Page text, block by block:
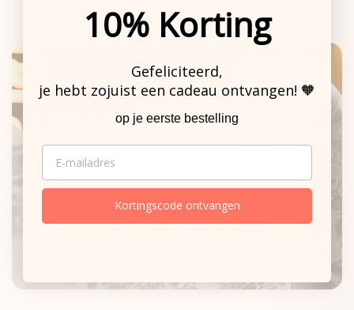
De sterke basis.
Onze matten
Gepolsterde mat
Een zachte schuimkern dempt elke stap merkbaar,
terwijl de High-Grip-technologie ervoor zorgt dat de
gepolsterde mat goed op zijn plek blijft – ideaal voor
brengt ze gezellig comfort in huis.
Kleed
Mat
10% Korting
Gefeliciteerd,
je hebt zojuist een cadeau ontvangen! 🧡
op je eerste bestelling
EMAIL
Kortingscode ontvangen